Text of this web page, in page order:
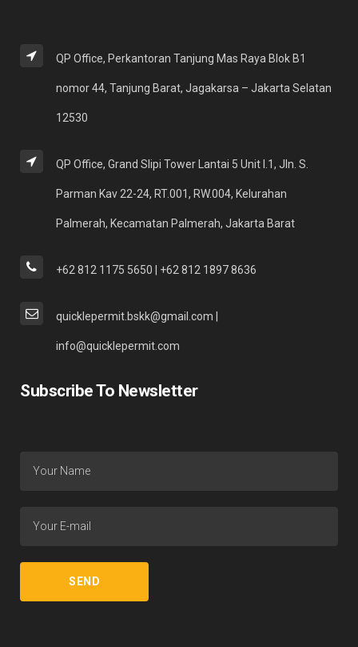
QP Office, Perkantoran Tanjung Mas Raya Blok B1
nomor 44, Tanjung Barat, Jagakarsa – Jakarta Selatan
12530
QP Office, Grand Slipi Tower Lantai 5 Unit I.1, Jln. S.
Parman Kav 22-24, RT.001, RW.004, Kelurahan
Palmerah, Kecamatan Palmerah, Jakarta Barat
+62 812 1175 5650 | +62 812 1897 8636
quicklepermit.bskk@gmail.com |
info@quicklepermit.com
Subscribe To Newsletter